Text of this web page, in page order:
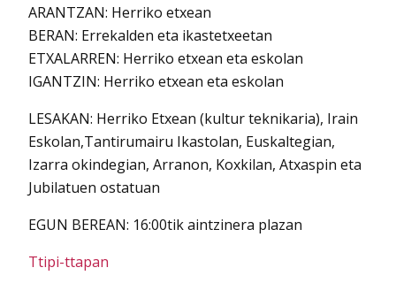
ARANTZAN: Herriko etxean
BERAN: Errekalden eta ikastetxeetan
ETXALARREN: Herriko etxean eta eskolan
IGANTZIN: Herriko etxean eta eskolan
LESAKAN: Herriko Etxean (kultur teknikaria), Irain
Eskolan,Tantirumairu Ikastolan, Euskaltegian,
Izarra okindegian, Arranon, Koxkilan, Atxaspin eta
Jubilatuen ostatuan
EGUN BEREAN: 16:00tik aintzinera plazan
Ttipi-ttapan